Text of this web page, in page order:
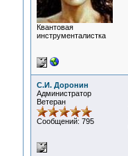
Квантовая
инструменталистка
С.И. Доронин
Администратор
Ветеран
Сообщений: 795